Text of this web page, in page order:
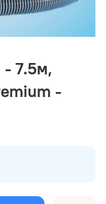
- 7.5м,
-